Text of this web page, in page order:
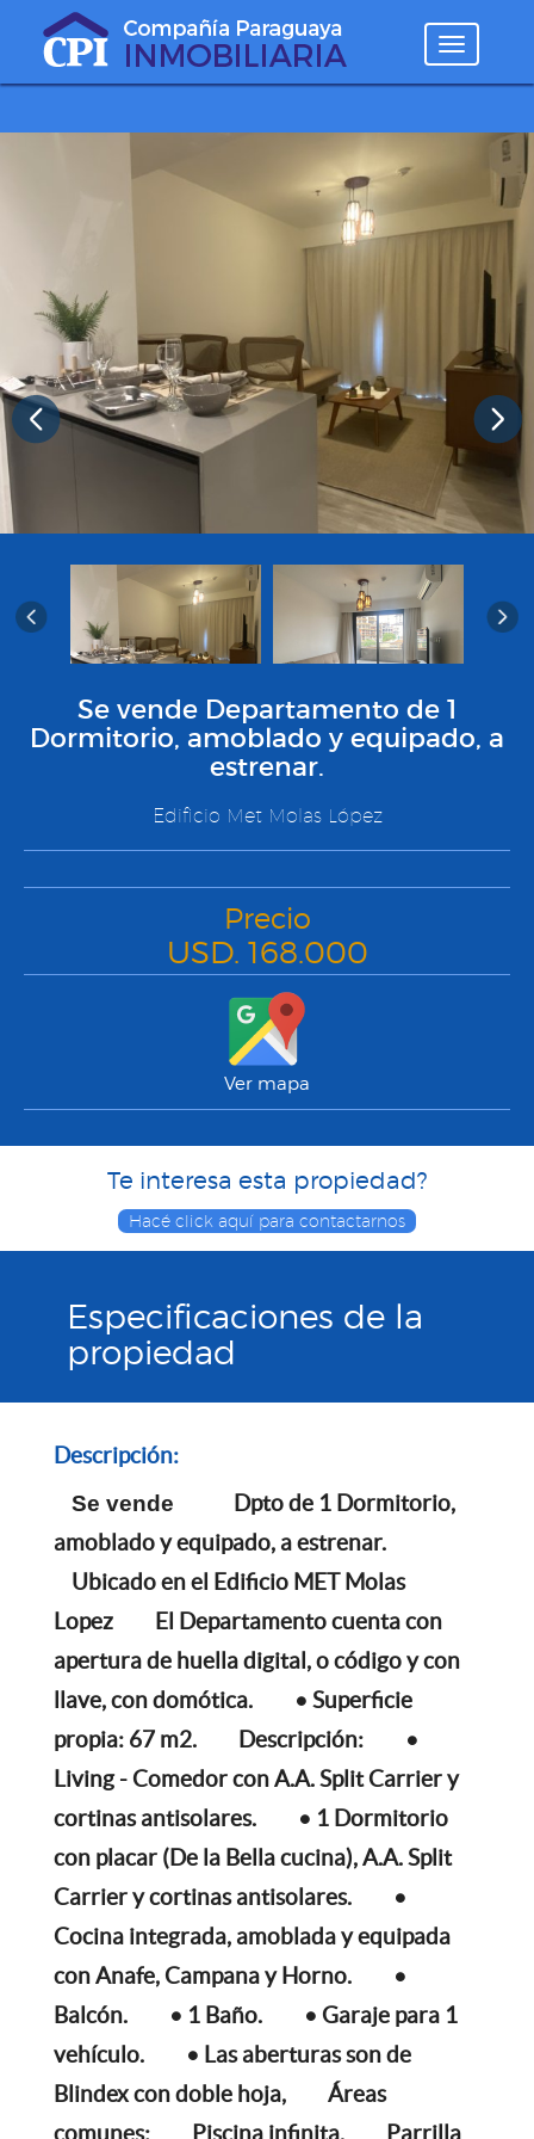
Desplegar
Se vende Departamento de 1
Dormitorio, amoblado y equipado, a
estrenar.
Edificio Met Molas López
Precio
USD. 168.000
Ver mapa
Te interesa esta propiedad?
Hacé click aquí para contactarnos
Especificaciones de la
propiedad
Descripción:
Se vende
Dpto de 1 Dormitorio,
amoblado y equipado, a estrenar.
Ubicado en el Edificio MET Molas
Lopez
El Departamento cuenta con
apertura de huella digital, o código y con
llave, con domótica.
• Superficie
propia: 67 m2.
Descripción:
•
Living - Comedor con A.A. Split Carrier y
cortinas antisolares.
• 1 Dormitorio
con placar (De la Bella cucina), A.A. Split
Carrier y cortinas antisolares.
•
Cocina integrada, amoblada y equipada
con Anafe, Campana y Horno.
•
Balcón.
• 1 Baño.
• Garaje para 1
vehículo.
• Las aberturas son de
Blindex con doble hoja,
Áreas
comunes:
Piscina infinita. Parrilla